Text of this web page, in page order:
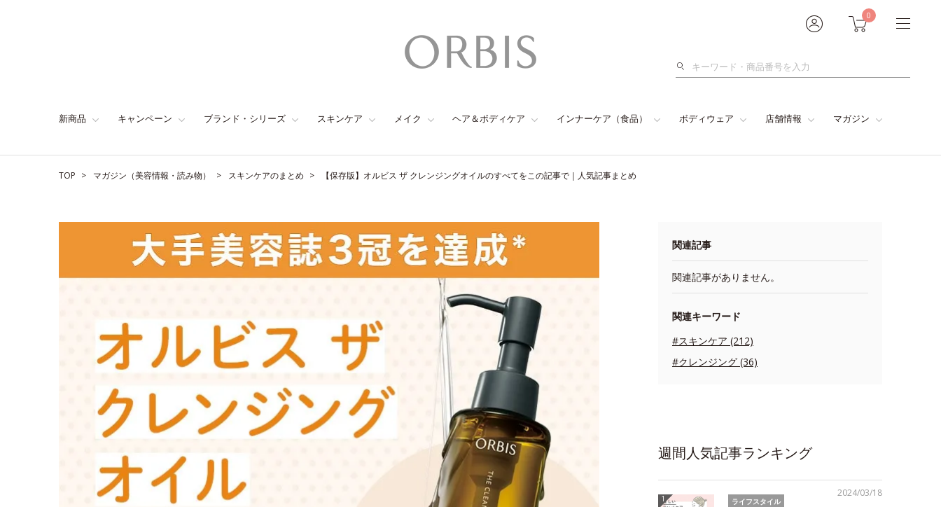
0
検
新商品 キャンペーン ブランド・シリーズ スキンケア メイク ヘア＆ボディケア インナーケア（食品） ボディウェア 店舗情報 マガジン
TOP マガジン（美容情報・読み物） スキンケアのまとめ 【保存版】オルビス ザ クレンジングオイルのすべてをこの記事で｜人気記事まとめ
関連記事
関連記事がありません。
関連キーワード
#スキンケア (212)
#クレンジング (36)
週間人気記事ランキング
2024/03/18
ライフスタイル